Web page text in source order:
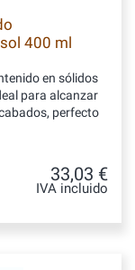
400 ml
en sólidos
para alcanzar
perfecto
33,03 €
IVA incluido